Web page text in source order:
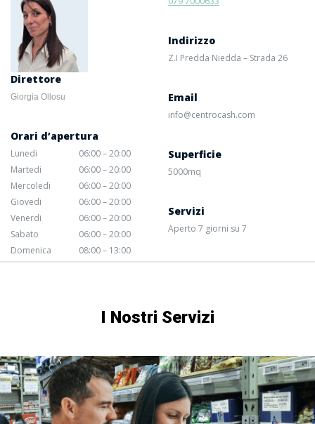
Contattaci
Direttore
Giorgia Ollosu
Orari d’apertura
Lunedi
Martedi
Mercoledi
Giovedi
Venerdi
Sabato
Domenica
06:00 – 20:00
06:00 – 20:00
06:00 – 20:00
06:00 – 20:00
06:00 – 20:00
06:00 – 20:00
08:00 – 13:00
Indirizzo
Z.I Predda Niedda – Strada 26
Email
info@centrocash.com
Superficie
5000mq
Servizi
Aperto 7 giorni su 7
I Nostri Servizi